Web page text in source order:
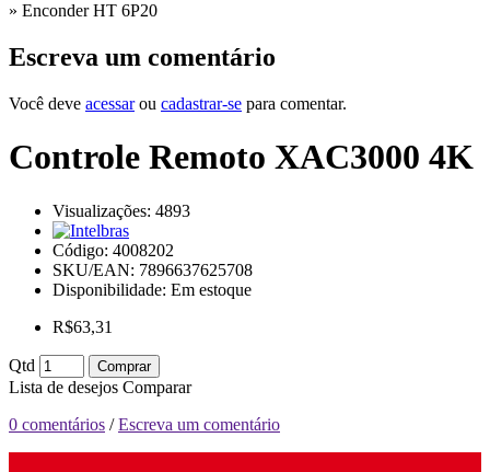
» Enconder HT 6P20
Escreva um comentário
Você deve acessarou cadastrar-se para comentar.
Controle Remoto XAC3000 4K
Visualizações: 4893
Código: 4008202
SKU/EAN: 7896637625708
Disponibilidade: Em estoque
R$63,31
Qtd Comprar
Lista de desejos Comparar
0 comentários /Escreva um comentário